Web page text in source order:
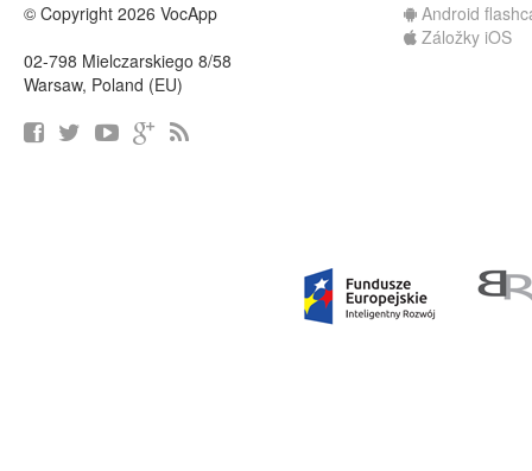
© Copyright 2026 VocApp
02-798 Mielczarskiego 8/58
Warsaw, Poland (EU)
Android
Záložky iOS